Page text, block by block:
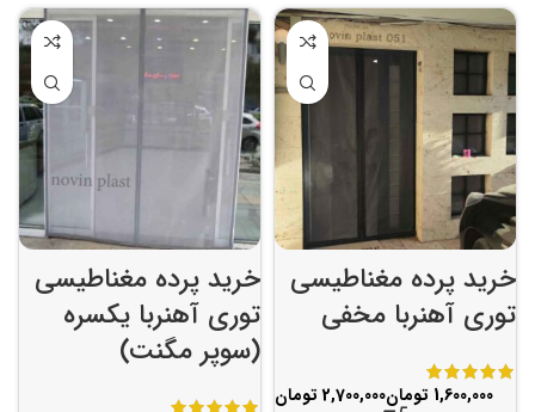
خرید پرده مغناطیسی
توری آهنربا مخفی
تومان تومان
خرید پرده مغناطیسی
توری آهنربا یکسره
(سوپر مگنت)